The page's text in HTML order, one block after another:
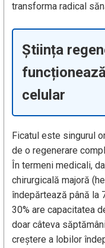
transforma radical
Știința
celular
Ficatul este singurul
de o regenerare
În termeni medicali,
chirurgicală majoră
îndepărtează până la
30% are capacitatea
doar câteva
creștere a lobilor